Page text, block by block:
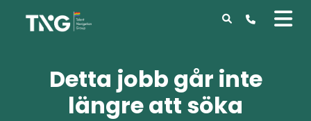
Detta jobb går inte
längre att söka